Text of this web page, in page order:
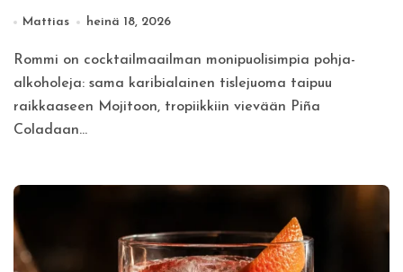
Mattias heinä 18, 2026
Rommi on cocktailmaailman monipuolisimpia pohja-
alkoholeja: sama karibialainen tislejuoma taipuu
raikkaaseen Mojitoon, tropiikkiin vievään Piña
Coladaan...